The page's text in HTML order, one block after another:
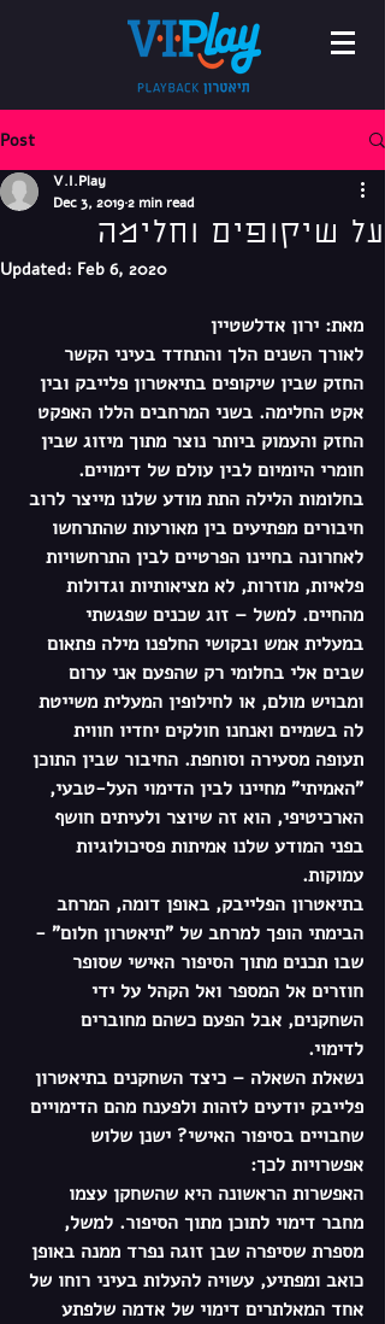
Post
על שיקופים וחלימה
V.I.Play
Dec 3, 20192 min read
Updated: Feb 6, 2020
מאת: ירון אדלשטיין
לאורך השנים הלך והתחדד בעיני הקשר
החזק שבין שיקופים בתיאטרון פלייבק ובין
אקט החלימה. בשני המרחבים הללו האפקט
החזק והעמוק ביותר נוצר מתוך מיזוג שבין
חומרי היומיום לבין עולם של דימויים.
בחלומות הלילה התת מודע שלנו מייצר לרוב
חיבורים מפתיעים בין מאורעות שהתרחשו
לאחרונה בחיינו הפרטיים לבין התרחשויות
פלאיות, מוזרות, לא מציאותיות וגדולות
מהחיים. למשל – זוג שכנים שפגשתי
במעלית אמש ובקושי החלפנו מילה פתאום
שבים אלי בחלומי רק שהפעם אני ערום
ומבויש מולם, או לחילופין המעלית משייטת
לה בשמיים ואנחנו חולקים יחדיו חווית
תעופה מסעירה וסוחפת. החיבור שבין התוכן
"האמיתי" מחיינו לבין הדימוי העל-טבעי,
הארכיטיפי, הוא זה שיוצר ולעיתים חושף
בפני המודע שלנו אמיתות פסיכולוגיות
עמוקות.
בתיאטרון הפלייבק, באופן דומה, המרחב
הבימתי הופך למרחב של "תיאטרון חלום" -
שבו תכנים מתוך הסיפור האישי שסופר
חוזרים אל המספר ואל הקהל על ידי
השחקנים, אבל הפעם כשהם מחוברים
לדימוי.
נשאלת השאלה – כיצד השחקנים בתיאטרון
פלייבק יודעים לזהות ולפענח מהם הדימויים
שחבויים בסיפור האישי? ישנן שלוש
אפשרויות לכך:
האפשרות הראשונה היא שהשחקן עצמו
מחבר דימוי לתוכן מתוך הסיפור. למשל,
מספרת שסיפרה שבן זוגה נפרד ממנה באופן
כואב ומפתיע, עשויה להעלות בעיני רוחו של
אחד המאלתרים דימוי של אדמה שלפתע